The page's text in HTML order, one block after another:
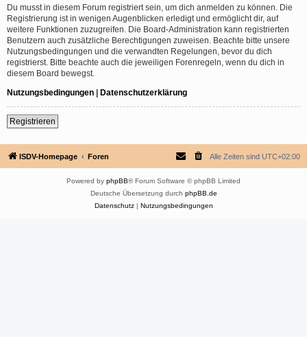
Du musst in diesem Forum registriert sein, um dich anmelden zu können. Die
Registrierung ist in wenigen Augenblicken erledigt und ermöglicht dir, auf
weitere Funktionen zuzugreifen. Die Board-Administration kann registrierten
Benutzern auch zusätzliche Berechtigungen zuweisen. Beachte bitte unsere
Nutzungsbedingungen und die verwandten Regelungen, bevor du dich
registrierst. Bitte beachte auch die jeweiligen Forenregeln, wenn du dich in
diesem Board bewegst.
Nutzungsbedingungen | Datenschutzerklärung
Registrieren
ISDV-Homepage Foren Alle Zeiten sind UTC+02:00
Powered by phpBB® Forum Software © phpBB Limited
Deutsche Übersetzung durch phpBB.de
Datenschutz| Nutzungsbedingungen